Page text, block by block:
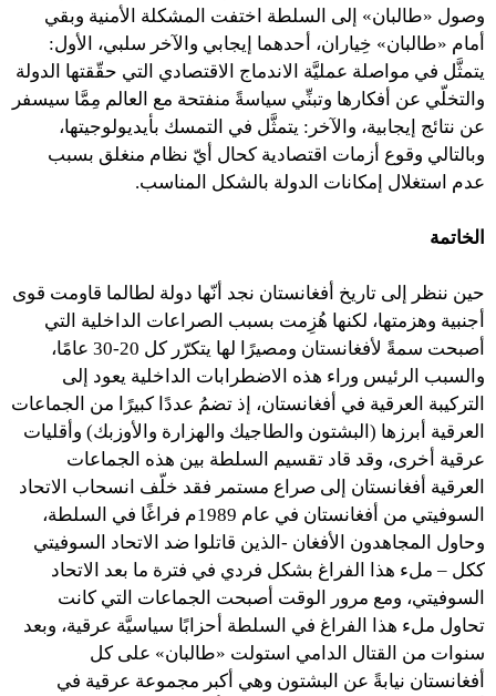
وصول «طالبان» إلى السلطة اختفت المشكلة الأمنية وبقي
أمام «طالبان» خِياران، أحدهما إيجابي والآخر سلبي، الأول:
يتمثَّل في مواصلة عمليَّة الاندماج الاقتصادي التي حقّقتها الدولة
والتخلّي عن أفكارها وتبنِّي سياسةً منفتحة مع العالم مِمَّا سيسفر
عن نتائج إيجابية، والآخر: يتمثَّل في التمسك بأيديولوجيتها،
وبالتالي وقوع أزمات اقتصادية كحال أيّ نظام منغلق بسبب
عدم استغلال إمكانات الدولة بالشكل المناسب.
الخاتمة
حين ننظر إلى تاريخ أفغانستان نجد أنّها دولة لطالما قاومت قوى
أجنبية وهزمتها، لكنها هُزِمت بسبب الصراعات الداخلية التي
أصبحت سمةً لأفغانستان ومصيرًا لها يتكرّر كل 20-30 عامًا،
والسبب الرئيس وراء هذه الاضطرابات الداخلية يعود إلى
التركيبة العرقية في أفغانستان، إذ تضمُ عددًا كبيرًا من الجماعات
العرقية أبرزها (البشتون والطاجيك والهزارة والأوزبك) وأقليات
عرقية أخرى، وقد قاد تقسيم السلطة بين هذه الجماعات
العرقية أفغانستان إلى صراع مستمر فقد خلّف انسحاب الاتحاد
السوفيتي من أفغانستان في عام 1989م فراغًا في السلطة،
وحاول المجاهدون الأفغان -الذين قاتلوا ضد الاتحاد السوفيتي
ككل – ملء هذا الفراغ بشكل فردي في فترة ما بعد الاتحاد
السوفيتي، ومع مرور الوقت أصبحت الجماعات التي كانت
تحاول ملء هذا الفراغ في السلطة أحزابًا سياسيَّة عرقية، وبعد
سنوات من القتال الدامي استولت «طالبان» على كل
أفغانستان نيابةً عن البشتون وهي أكبر مجموعة عرقية في